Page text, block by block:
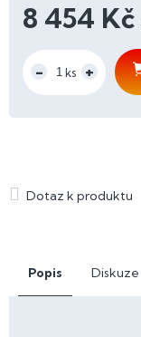
8 454 Kč
cena:
Popis Diskuze